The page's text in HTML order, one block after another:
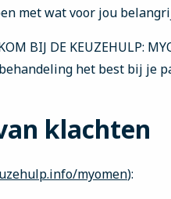
met wat voor jou
BIJ DE KEUZEHULP:
het best bij je
klachten
myomen):